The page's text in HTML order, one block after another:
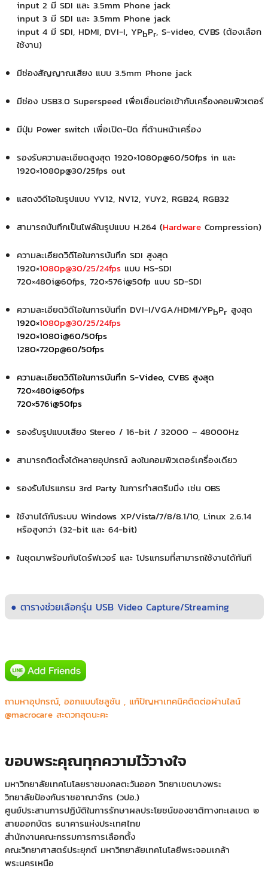
input 2 มี SDI และ 3.5mm Phone jack
input 3 มี SDI และ 3.5mm Phone jack
input 4 มี SDI, HDMI, DVI-I, YPbPr, S-video, CVBS (ต้องเลือก
ใช้งาน)
มีช่องสัญญาณเสียง แบบ 3.5mm Phone jack
มีช่อง USB3.0 Superspeed เพื่อเชื่อมต่อเข้ากับเครื่องคอมพิวเตอร์
มีปุ่ม Power switch เพื่อเปิด-ปิด ที่ด้านหน้าเครื่อง
รองรับความละเอียดสูงสุด 1920×1080p@60/50fps in และ
1920×1080p@30/25fps out
แสดงวิดีโอในรูปแบบ YV12, NV12, YUY2, RGB24, RGB32
สามารถบันทึกเป็นไฟล์ในรูปแบบ H.264 (HardwareCompression)
ความละเอียดวิดีโอในการบันทึก SDI สูงสุด
1920×1080p@30/25/24fpsแบบ HS-SDI
720×480i@60fps, 720×576i@50fp แบบ SD-SDI
ความละเอียดวิดีโอในการบันทึก DVI-I/VGA/HDMI/YPbPrสูงสุด
1920×1080p@30/25/24fps
1920×1080i@60/50fps
1280×720p@60/50fps
ความละเอียดวิดีโอในการบันทึก S-Video, CVBS สูงสุด
720×480i@60fps
720×576i@50fps
รองรับรูปแบบเสียง Stereo / 16-bit / 32000 ~ 48000Hz
สามารถติดตั้งได้หลายอุปกรณ์ ลงในคอมพิวเตอร์เครื่องเดียว
รองรับโปรแกรม 3rd Party ในการทำสตรีมมิ่ง เช่น OBS
ใช้งานได้กับระบบ Windows XP/Vista/7/8/8.1/10, Linux 2.6.14
หรือสูงกว่า (32-bit และ 64-bit)
ในชุดมาพร้อมกับไดร์ฟเวอร์ และ โปรแกรมที่สามารถใช้งานได้ทันที
● ตารางช่วยเลือกรุ่น USB Video Capture/Streaming
ถามหาอุปกรณ์, ออกแบบโซลูชัน , แก้ปัญหาเทคนิคติดต่อผ่านไลน์
@macrocare สะดวกสุดนะคะ
ขอบพระคุณทุกความไว้วางใจ
Major Bowl Group
Panasonic Automotive Systems Asia Pacific Co.,Ltd.
คณะทันตแพทยศาสตร์ ม.ธรรมศาสตร์ ศูนย์รังสิต
บริษัท ไทยประกันชีวิต จำกัด (บางใหญ่,บางบัวทอง)
ภาควิขาสูติ-นริเวชวิทยา โรงพยาบาลศิริราช
มหาวิทยาลัยเทคโนโลยราชมงคลตะวันออก วิทยาเขตบางพระ
วิทยาลัยป้องกันราชอาณาจักร (วปอ.)
ศูนย์ประสานการปฏิบัติในการรักษาผลประโยชน์ของชาติทางทะเลเขต ๒
สายออกบัตร ธนาคารแห่งประเทศไทย
สำนักงานคณะกรรมการการเลือกตั้ง
คณะวิทยาศาสตร์ประยุกต์ มหาวิทยาลัยเทคโนโลยีพระจอมเกล้า
พระนครเหนือ
BAM